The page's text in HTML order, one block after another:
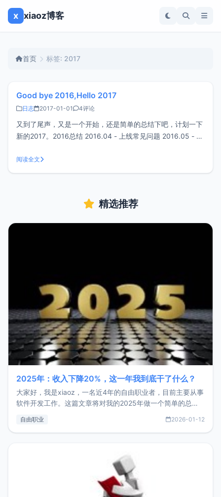
x xiaoz博客
首页 标签: 2017
Good bye 2016,Hello 2017
日志 2017-01-01 4评论
又到了尾声，又是一个开始，还是简单的总结下吧，计划一下
新的2017。2016总结 2016.04 - 上线常见问题 2016.05 - 上
1.1） 2016.10 - 开发新项目HISS （目前尚未开发完成
阅读全文
精选推荐
2025年：收入下降20%，这一年我到底干了什么？
大家好，我是xiaoz，一名近4年的自由职业者，目前主要从事
软件开发工作。这篇文章将对我的2025年做一个简单的总
收入下降20%，但却过得很充实，2026年不求突破，但求保
自由职业 2026-01-12